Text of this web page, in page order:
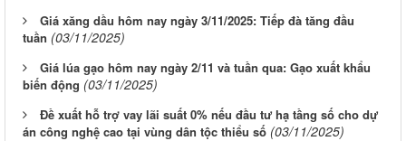
Giá xăng dầu hôm nay ngày 3/11/2025: Tiếp đà tăng đầu
tuần (03/11/2025)
Giá lúa gạo hôm nay ngày 2/11 và tuần qua: Gạo xuất khẩu
biến động (03/11/2025)
Đề xuất hỗ trợ vay lãi suất 0% nếu đầu tư hạ tầng số cho dự
án công nghệ cao tại vùng dân tộc thiểu số (03/11/2025)